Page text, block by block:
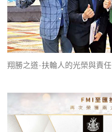
翔勝之道-扶輪人的光榮與責任